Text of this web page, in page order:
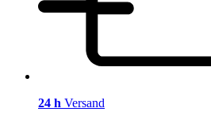
24 h Versand